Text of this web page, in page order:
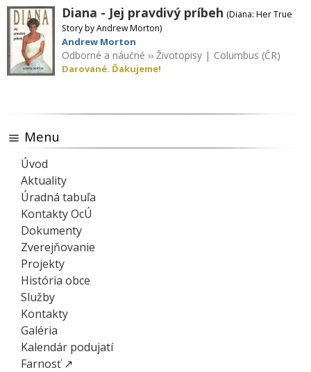
Diana - Jej pravdivý príbeh (Diana: Her True
Story by Andrew Morton)
Andrew Morton
Odborné a náučné ›› Životopisy| Columbus (ČR)
Darované. Ďakujeme!
Menu
Úvod
Aktuality
Úradná tabuľa
Kontakty OcÚ
Dokumenty
Zverejňovanie
Projekty
História obce
Služby
Kontakty
Galéria
Kalendár podujatí
Farnosť ↗